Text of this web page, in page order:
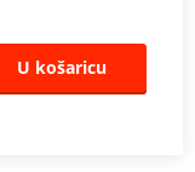
U košaricu